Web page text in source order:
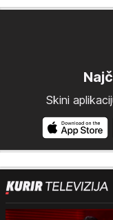
Skini